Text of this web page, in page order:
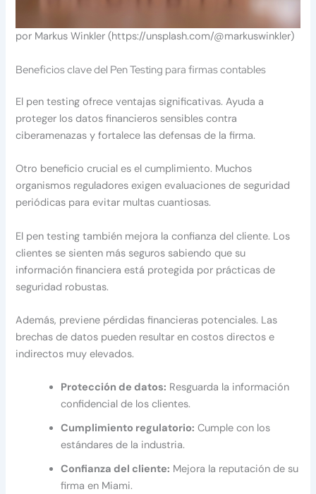
por Markus Winkler (https://unsplash.com/@markuswinkler)
Beneficios clave del Pen Testing para firmas contables
El pen testing ofrece ventajas significativas. Ayuda a
proteger los datos financieros sensibles contra
ciberamenazas y fortalece las defensas de la firma.
Otro beneficio crucial es el cumplimiento. Muchos
organismos reguladores exigen evaluaciones de seguridad
periódicas para evitar multas cuantiosas.
El pen testing también mejora la confianza del cliente. Los
clientes se sienten más seguros sabiendo que su
información financiera está protegida por prácticas de
seguridad robustas.
Además, previene pérdidas financieras potenciales. Las
brechas de datos pueden resultar en costos directos e
indirectos muy elevados.
Protección de datos: Resguarda la información
confidencial de los clientes.
Cumplimiento regulatorio: Cumple con los
estándares de la industria.
Confianza del cliente: Mejora la reputación de su
firma en Miami.